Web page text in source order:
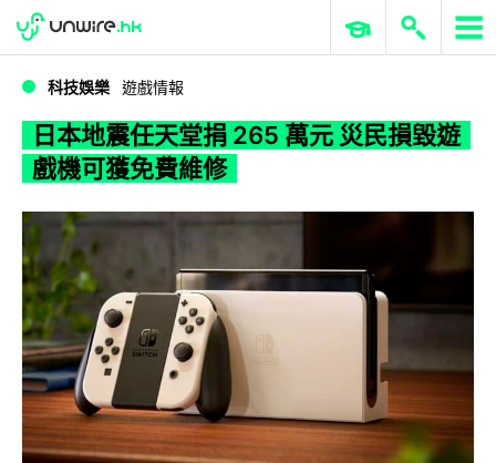
WWDC 2026 ERP 與商業 AI
科技娛樂 遊戲情報
日本地震任天堂捐 265 萬元 災民損毀遊
戲機可獲免費維修